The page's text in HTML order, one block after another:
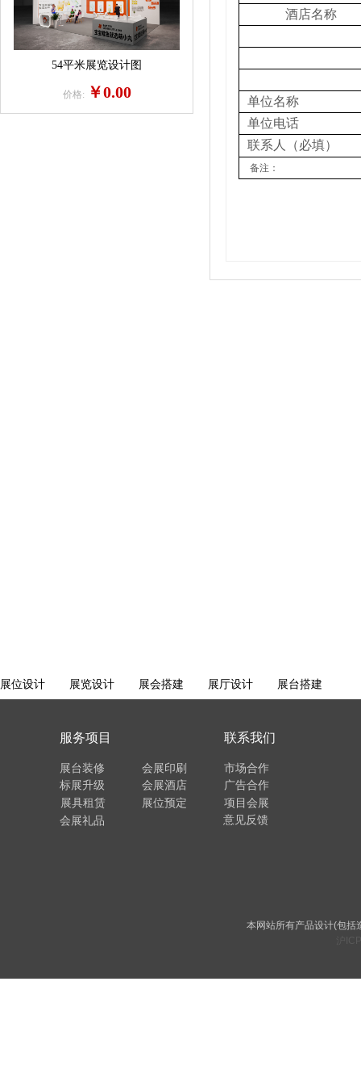
酒店名称
单位名称
单位电话
联系人（必填）
备注：
54平米展览设计图
价格: ￥0.00
项目会展
广告合作
展位预定
会展酒店
联系我们
会展礼品
展具租赁
意见反馈
标展升级
展台装修
服务项目
会展印刷 市场合作
本网站所有产品设计(包括
展位设计 展览设计 展会搭建 展厅设计 展台搭建